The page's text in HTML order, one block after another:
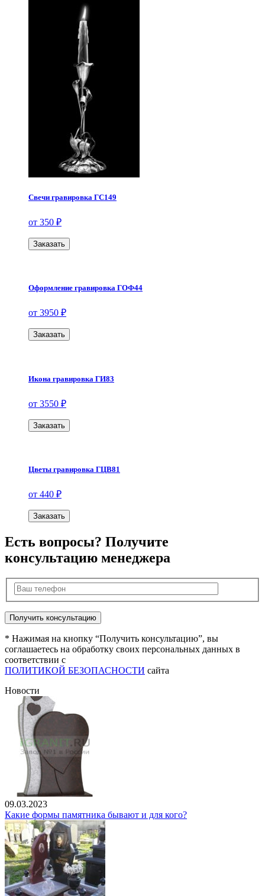
Свечи гравировка ГС149
от 350 ₽
Заказать
Оформление гравировка ГОФ44
от 3950 ₽
Заказать
Икона гравировка ГИ83
от 3550 ₽
Заказать
Цветы гравировка ГЦВ81
от 440 ₽
Заказать
Есть вопросы? Получите
консультацию менеджера
* Нажимая на кнопку “Получить консультацию”, вы
соглашаетесь на обработку своих персональных данных в
соответствии с
ПОЛИТИКОЙ БЕЗОПАСНОСТИ сайта
Новости
09.03.2023
Какие формы памятника бывают и для кого?